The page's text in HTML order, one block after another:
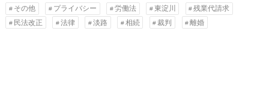
その他 プライバシー 労働法 東淀川
残業代請求
民法改正
法律 淡路 相続 裁判 離婚